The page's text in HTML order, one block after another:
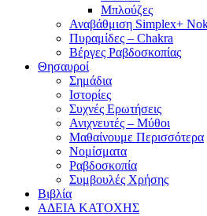
Μπλούζες
Αναβάθμιση Simplex+
Πυραμίδες – Chakra
Βέργες Ραβδοσκοπίας
Θησαυροί
Σημάδια
Ιστορίες
Συχνές Ερωτήσεις
Ανιχνευτές – Μύθοι
Μαθαίνουμε Περισσότερα
Νομίσματα
Ραβδοσκοπία
Συμβουλές Χρήσης
Βιβλία
ΑΔΕΙΑ ΚΑΤΟΧΗΣ